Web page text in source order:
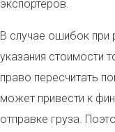
экспортеров.
В случае ошибок при
указания стоимости
право пересчитать
может привести к
отправке груза.